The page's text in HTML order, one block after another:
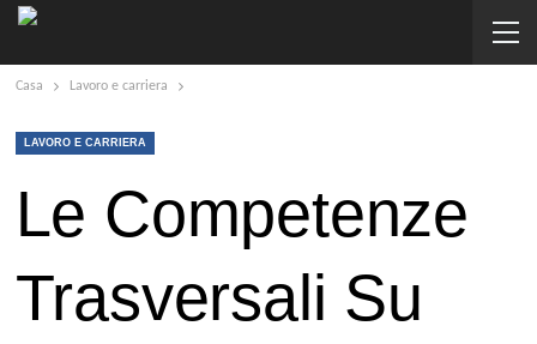
Casa Lavoro e carriera
LAVORO E CARRIERA
Le Competenze
Trasversali Su